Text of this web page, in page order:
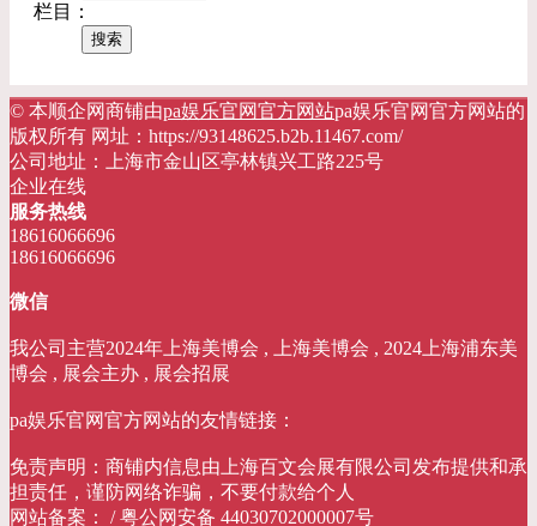
栏目：
© 本顺企网商铺由pa娱乐官网官方网站pa娱乐官网官方网站的
版权所有 网址：https://93148625.b2b.11467.com/
公司地址：上海市金山区亭林镇兴工路225号
企业在线
服务热线
18616066696
18616066696
微信
我公司主营2024年上海美博会 , 上海美博会 , 2024上海浦东美
博会 , 展会主办 , 展会招展
pa娱乐官网官方网站的友情链接：
免责声明：商铺内信息由上海百文会展有限公司发布提供和承
担责任，谨防网络诈骗，不要付款给个人
网站备案： / 粤公网安备 44030702000007号